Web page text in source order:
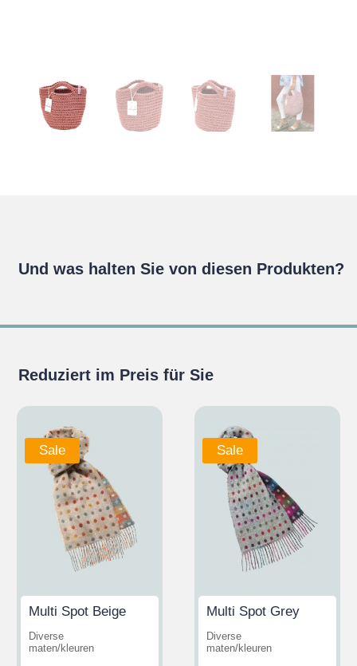
Und was halten Sie von diesen Produkten?
Reduziert im Preis für Sie
Sale
Multi Spot Beige
Diverse
maten/kleuren
Sale
Multi Spot Grey
Diverse
maten/kleuren